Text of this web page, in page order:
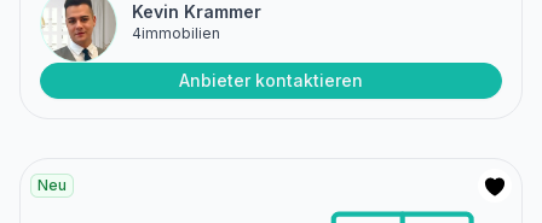
Kevin Krammer
4immobilien
Anbieter kontaktieren
Neu